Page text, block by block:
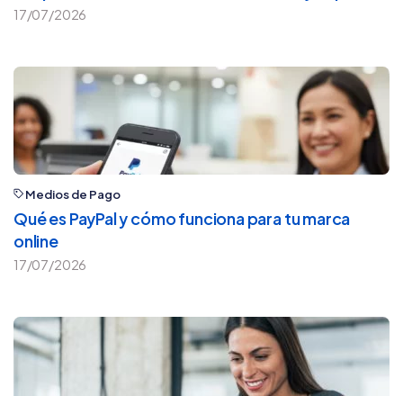
17/07/2026
Medios de Pago
Qué es PayPal y cómo funciona para tu marca
online
17/07/2026